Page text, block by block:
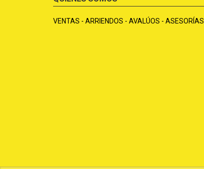
VENTAS - ARRIENDOS - AVALÚOS - ASESORÍAS